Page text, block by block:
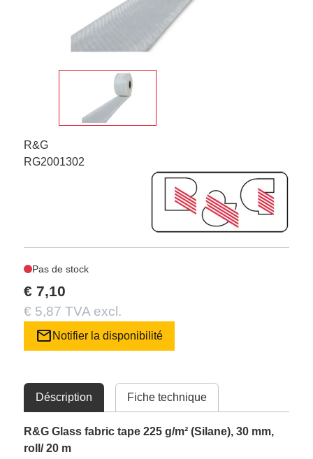
R&G
RG2001302
Pas de stock
€ 7,10
€ 5,87 TVA excl.
mail Notifier la disponibilité
Déscription Fiche technique
R&G Glass fabric tape 225 g/m² (Silane), 30 mm,
roll/ 20 m